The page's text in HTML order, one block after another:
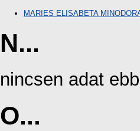
MARIES ELISABETA
N...
nincsen adat
O...